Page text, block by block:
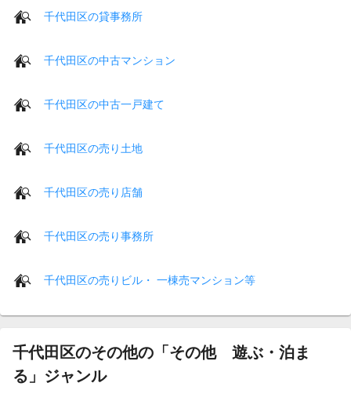
千代田区の貸事務所
千代田区の中古マンション
千代田区の中古一戸建て
千代田区の売り土地
千代田区の売り店舗
千代田区の売り事務所
千代田区の売りビル・ 一棟売マンション等
千代田区のその他の「その他 遊ぶ・泊ま
る」ジャンル